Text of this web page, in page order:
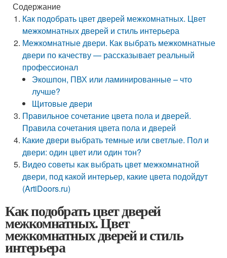
Содержание
Как подобрать цвет дверей межкомнатных. Цвет
межкомнатных дверей и стиль интерьера
Межкомнатные двери. Как выбрать межкомнатные
двери по качеству — рассказывает реальный
профессионал
Экошпон, ПВХ или ламинированные – что
лучше?
Щитовые двери
Правильное сочетание цвета пола и дверей.
Правила сочетания цвета пола и дверей
Какие двери выбрать темные или светлые. Пол и
двери: один цвет или один тон?
Видео советы как выбрать цвет межкомнатной
двери, под какой интерьер, какие цвета подойдут
(ArtiDoors.ru)
Как подобрать цвет дверей
межкомнатных. Цвет
межкомнатных дверей и стиль
интерьера